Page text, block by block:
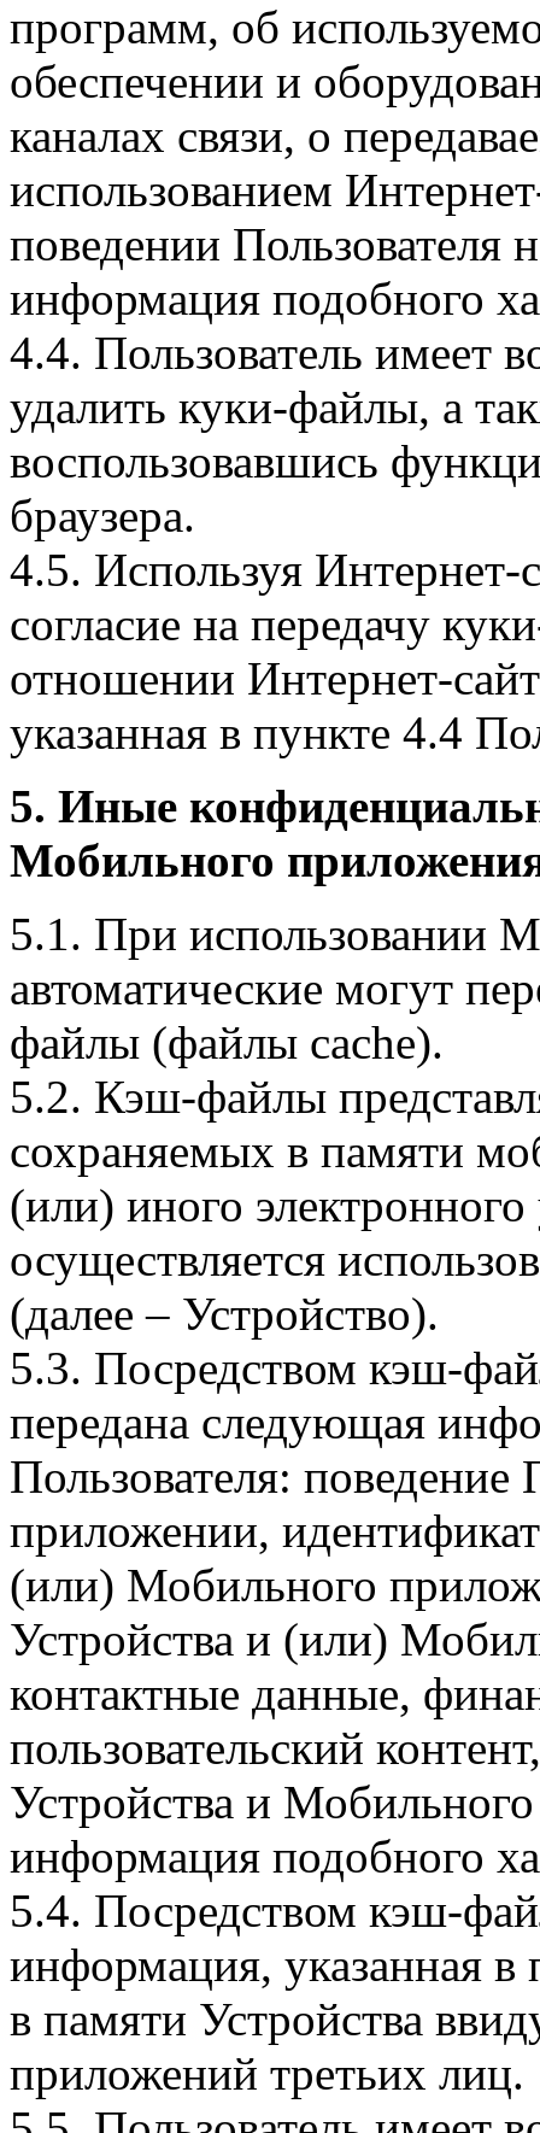
программ, об
обеспечении и
каналах связи, о
использованием
поведении Пользователя
информация подобного
4.4. Пользователь имеет
удалить куки-файлы, а
воспользовавшись
браузера.
4.5. Используя Интернет-
согласие на передачу
отношении Интернет-
указанная в пункте 4.4
5. Иные
Мобильного
5.1. При использовании
автоматические могут
файлы (файлы cache).
5.2. Кэш-файлы
сохраняемых в памяти
(или) иного электронного
осуществляется
(далее – Устройство).
5.3. Посредством кэш-
передана следующая
Пользователя:
приложении,
(или) Мобильного
Устройства и (или)
контактные данные,
пользовательский
Устройства и
информация подобного
5.4. Посредством кэш-
информация, указанная в
в памяти Устройства
приложений третьих лиц.